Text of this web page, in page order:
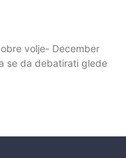
volje- December
se da debatirati glede